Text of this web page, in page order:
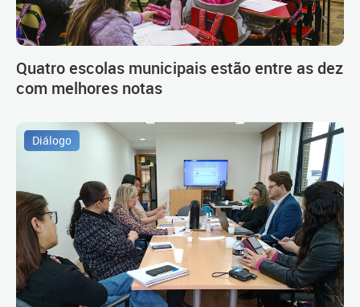
Quatro escolas municipais estão entre as dez
com melhores notas
Diálogo